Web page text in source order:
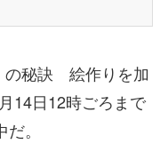
の秘訣 絵作りを加
14日12時ごろまで
。